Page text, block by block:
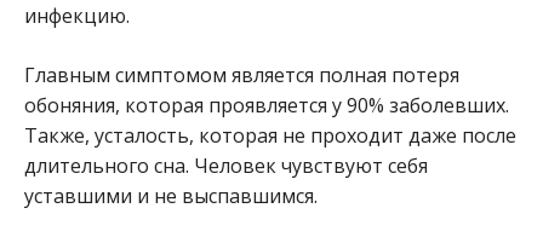
инфекцию.
Главным симптомом является полная потеря
обоняния, которая проявляется у 90% заболевших.
Также, усталость, которая не проходит даже после
длительного сна. Человек чувствуют себя
уставшими и не выспавшимся.